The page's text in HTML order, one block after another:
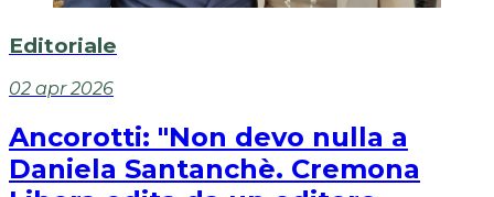
Editoriale
02 apr 2026
Ancorotti: "Non devo nulla a
Daniela Santanchè. Cremona